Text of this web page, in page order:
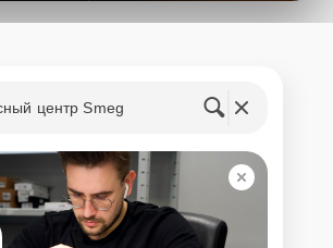
демократичные и фиксированные
работ обсуждается с клиентом и не в
измениться в процессе работ. Сервис не
дополнительные услуги и не
платежи. Рассчитать предварительную
центр Smeg